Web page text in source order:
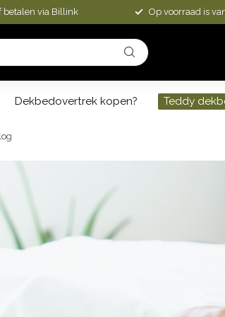
betalen via Billink Op voorraad is
Dekbedovertrek kopen? Teddy